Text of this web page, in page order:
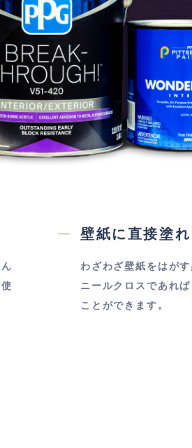
壁紙に直接塗れ
わざわざ壁紙をはが
ニールクロスであれ
ことができます。